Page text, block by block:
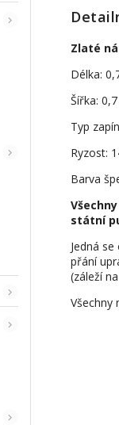
Zlaté
Délka:
Šířka:
Typ
Ryzost:
Barva
státní
Jedná
přání
(záleží
Všechny